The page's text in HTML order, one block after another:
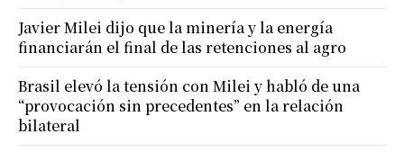
Javier Milei dijo que la minería y la energía
financiarán el final de las retenciones al agro
Brasil elevó la tensión con Milei y habló de una
“provocación sin precedentes” en la relación
bilateral